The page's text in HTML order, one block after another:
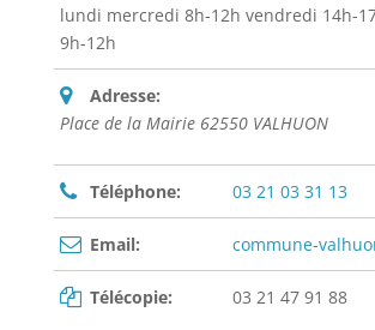
lundi mercredi 8h-12h vendredi 14h-
9h-12h
Adresse:
Place de la Mairie 62550 VALHUON
Téléphone: 03 21 03 31 13
Email: commune-
Télécopie: 03 21 47 91 88